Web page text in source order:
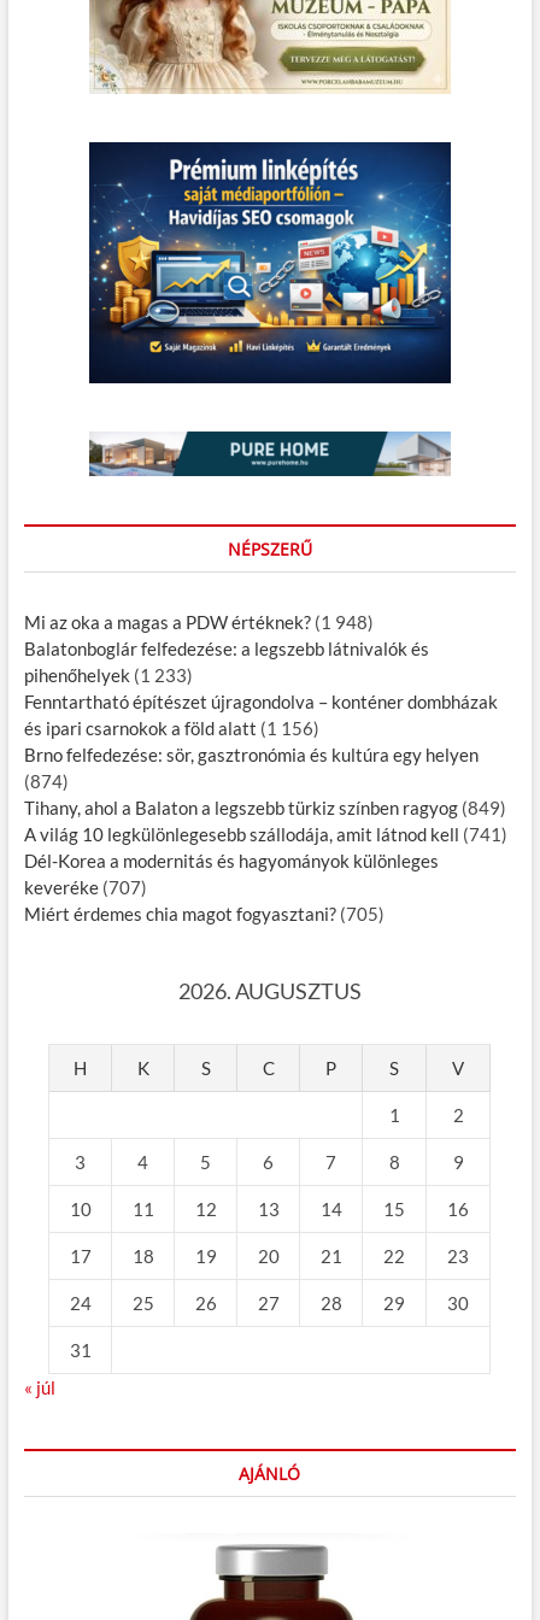
NÉPSZERŰ
Mi az oka a magas a PDW értéknek? (1 948)
Balatonboglár felfedezése: a legszebb látnivalók és
pihenőhelyek (1 233)
Fenntartható építészet újragondolva – konténer dombházak
és ipari csarnokok a föld alatt (1 156)
Brno felfedezése: sör, gasztronómia és kultúra egy helyen
(874)
Tihany, ahol a Balaton a legszebb türkiz színben ragyog (849)
A világ 10 legkülönlegesebb szállodája, amit látnod kell (741)
Dél-Korea a modernitás és hagyományok különleges
keveréke (707)
Miért érdemes chia magot fogyasztani? (705)
2026. AUGUSZTUS
H K S C P S V
1 2
3 4 5 6 7 8 9
10 11 12 13 14 15 16
17 18 19 20 21 22 23
24 25 26 27 28 29 30
31
« júl
AJÁNLÓ